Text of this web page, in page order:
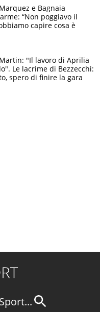
e Bagnaia
“Non poggiavo il
capire cosa è
"Il lavoro di Aprilia
Le lacrime di Bezzecchi:
spero di finire la gara